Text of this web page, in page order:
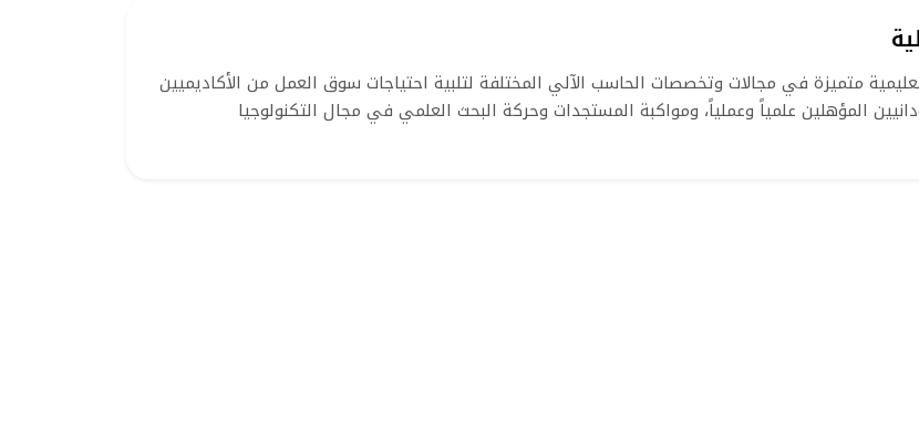
متميزة في مجالات وتخصصات الحاسب الآلي المختلفة لتلبية احتياجات سوق العمل من الأكاديميين
المؤهلين علمياً وعملياً، ومواكبة المستجدات وحركة البحث العلمي في مجال التكنولوجيا